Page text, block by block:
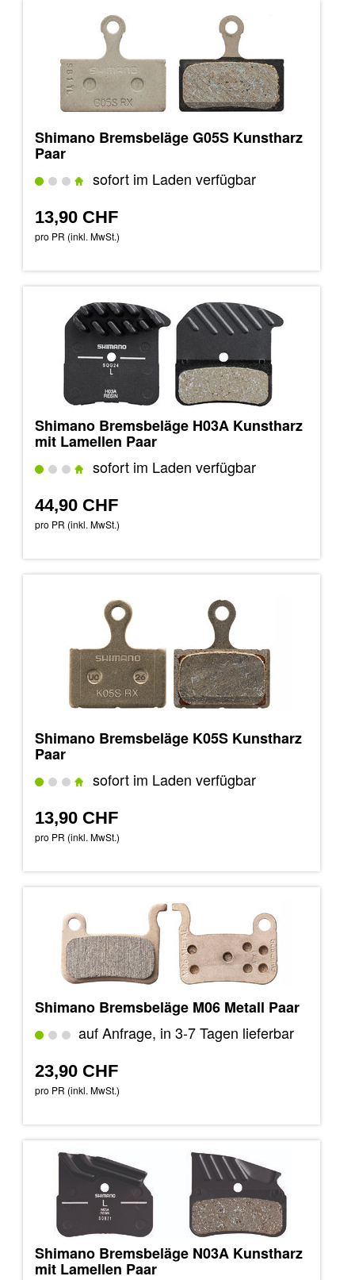
Shimano Bremsbeläge G05S Kunstharz
Paar
sofort im Laden verfügbar
13,90 CHF
pro PR (inkl. MwSt.)
Shimano Bremsbeläge H03A Kunstharz
mit Lamellen Paar
sofort im Laden verfügbar
44,90 CHF
pro PR (inkl. MwSt.)
Shimano Bremsbeläge K05S Kunstharz
Paar
sofort im Laden verfügbar
13,90 CHF
pro PR (inkl. MwSt.)
Shimano Bremsbeläge M06 Metall Paar
auf Anfrage, in 3-7 Tagen lieferbar
23,90 CHF
pro PR (inkl. MwSt.)
Shimano Bremsbeläge N03A Kunstharz
mit Lamellen Paar